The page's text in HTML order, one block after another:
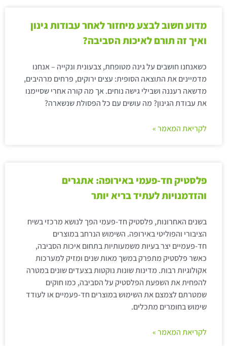
מדוע חשוב לבצע מיחזור לאחר עבודות גינון
ואיך זה תורם לאיכות הסביבה?
כשאנחנו חושבים על גינה מטופחת, צבעונית ונקייה – אנחנו
מדמיינים את התוצאה הסופית: עצים ירוקים, פרחים מרהיבים,
מדשאה רעננה ושבילי גישה נוחים. אך מה קורה אחרי שסיימנו
את עבודת הגינון? מה עושים עם כל הפסולת שנשארה?
לקריאת המאמר »
פלסטיק חד-פעמי באירופה: אתגרים
והזדמנויות לעתיד בריא יותר
בשנים האחרונות, פלסטיק חד-פעמי הפך לנושא מרכזי בשיח
הציבורי והפוליטי באירופה. השימוש הנרחב במוצרים
חד-פעמיים יצר בעיות משמעותיות בתחום איכות הסביבה,
כאשר פלסטיק מתפרק במשך מאות שנים ומזיק למערכות
אקולוגיות רבות. מדינות שונות נוקטות בצעדים שונים במטרה
להפחית את השפעת הפלסטיק על הסביבה, כמו חוקים
שמטרתם לצמצם את השימוש במוצרים חד-פעמיים או לעודד
שימוש בחומרים מתכלים.
לקריאת המאמר »